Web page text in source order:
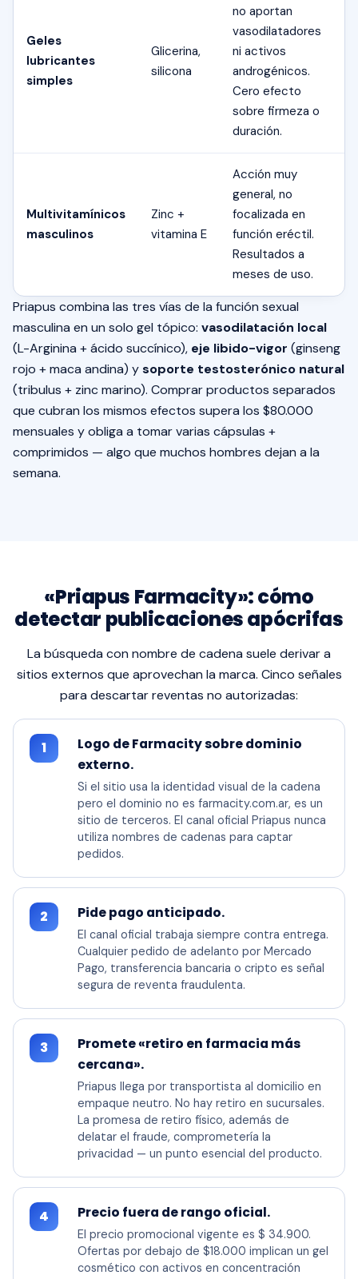
Geles
lubricantes
simples
Glicerina,
silicona
no aportan
vasodilatadores
ni activos
androgénicos.
Cero efecto
sobre firmeza o
duración.
Multivitamínicos
masculinos
Zinc +
vitamina E
Acción muy
general, no
focalizada en
función eréctil.
Resultados a
meses de uso.
Priapus combina las tres vías de la función sexual
masculina en un solo gel tópico: vasodilatación local
(L-Arginina + ácido succínico), eje libido-vigor (ginseng
rojo + maca andina) ysoporte testosterónico natural
(tribulus + zinc marino). Comprar productos separados
que cubran los mismos efectos supera los $80.000
mensuales y obliga a tomar varias cápsulas +
comprimidos — algo que muchos hombres dejan a la
semana.
«Priapus Farmacity»: cómo
detectar publicaciones apócrifas
La búsqueda con nombre de cadena suele derivar a
sitios externos que aprovechan la marca. Cinco señales
para descartar reventas no autorizadas:
1
Logo de Farmacity sobre dominio
externo.
Si el sitio usa la identidad visual de la cadena
pero el dominio no es farmacity.com.ar, es un
sitio de terceros. El canal oficial Priapus nunca
utiliza nombres de cadenas para captar
pedidos.
2 Pide pago anticipado.
El canal oficial trabaja siempre contra entrega.
Cualquier pedido de adelanto por Mercado
Pago, transferencia bancaria o cripto es señal
segura de reventa fraudulenta.
3
Promete «retiro en farmacia más
cercana».
Priapus llega por transportista al domicilio en
empaque neutro. No hay retiro en sucursales.
La promesa de retiro físico, además de
delatar el fraude, comprometería la
privacidad — un punto esencial del producto.
4 Precio fuera de rango oficial.
El precio promocional vigente es $ 34.900.
Ofertas por debajo de $18.000 implican un gel
cosmético con activos en concentración